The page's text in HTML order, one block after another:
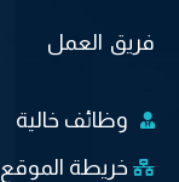
فريق العمل
وظائف خالية
خريطة الموقع